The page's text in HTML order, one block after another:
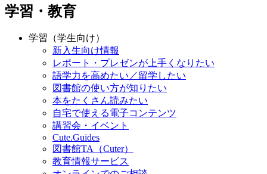
学習・教育
学習（学生向け）
新入生向け情報
レポート・プレゼンが上手くなりたい
語学力を高めたい／留学したい
図書館の使い方が知りたい
本をたくさん読みたい
自宅で使える電子コンテンツ
講習会・イベント
Cute.Guides
図書館TA（Cuter）
教育情報サービス